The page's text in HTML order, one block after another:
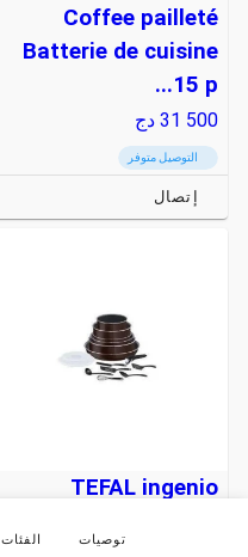
Coffee pailleté
Batterie de cuisine
15 p...
31 500 دج
التوصيل متوفر
إتصال
TEFAL ingenio
توصيات الفئات